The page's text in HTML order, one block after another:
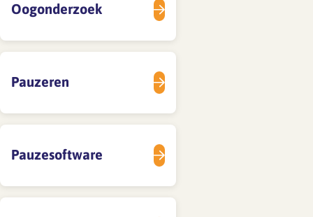
Oogonderzoek
Pauzeren
Pauzesoftware